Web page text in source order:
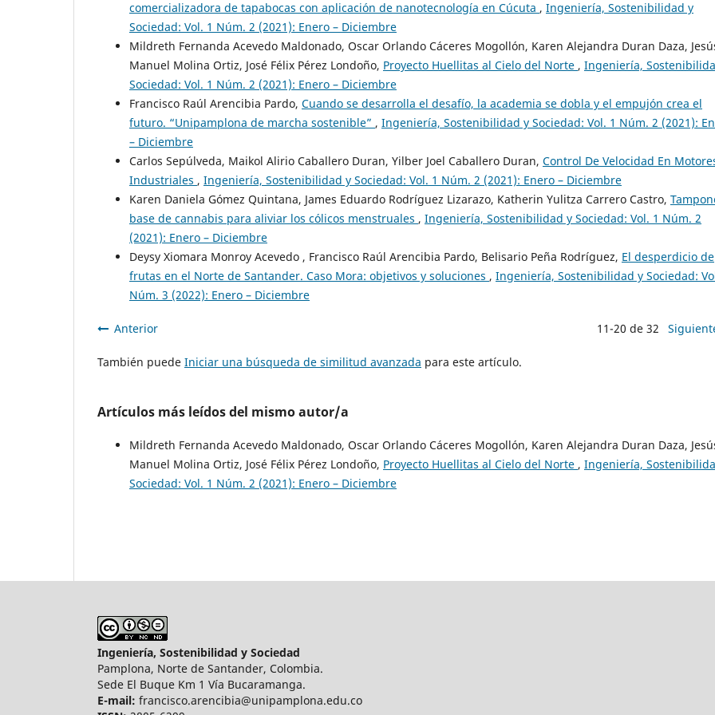
comercializadora de tapabocas con aplicación de nanotecnología en Cúcuta , Ingeniería, Sostenibilidad y
Sociedad: Vol. 1 Núm. 2 (2021): Enero – Diciembre
Mildreth Fernanda Acevedo Maldonado, Oscar Orlando Cáceres Mogollón, Karen Alejandra Duran Daza,
Manuel Molina Ortiz, José Félix Pérez Londoño, Proyecto Huellitas al Cielo del Norte , Ingeniería,
Sociedad: Vol. 1 Núm. 2 (2021): Enero – Diciembre
Francisco Raúl Arencibia Pardo, Cuando se desarrolla el desafío, la academia se dobla y el empujón crea el
futuro. “Unipamplona de marcha sostenible” , Ingeniería, Sostenibilidad y Sociedad: Vol. 1 Núm. 2 (2021):
– Diciembre
Carlos Sepúlveda, Maikol Alirio Caballero Duran, Yilber Joel Caballero Duran, Control De Velocidad En
Industriales , Ingeniería, Sostenibilidad y Sociedad: Vol. 1 Núm. 2 (2021): Enero – Diciembre
Karen Daniela Gómez Quintana, James Eduardo Rodríguez Lizarazo, Katherin Yulitza Carrero Castro,
base de cannabis para aliviar los cólicos menstruales , Ingeniería, Sostenibilidad y Sociedad: Vol. 1 Núm. 2
(2021): Enero – Diciembre
Deysy Xiomara Monroy Acevedo , Francisco Raúl Arencibia Pardo, Belisario Peña Rodríguez, El desperdicio de
frutas en el Norte de Santander. Caso Mora: objetivos y soluciones , Ingeniería, Sostenibilidad y Sociedad:
Núm. 3 (2022): Enero – Diciembre
Anterior 11-20 de 32
También puede Iniciar una búsqueda de similitud avanzada para este artículo.
Artículos más leídos del mismo autor/a
Mildreth Fernanda Acevedo Maldonado, Oscar Orlando Cáceres Mogollón, Karen Alejandra Duran Daza,
Manuel Molina Ortiz, José Félix Pérez Londoño, Proyecto Huellitas al Cielo del Norte , Ingeniería,
Sociedad: Vol. 1 Núm. 2 (2021): Enero – Diciembre
Ingeniería, Sostenibilidad y Sociedad
Pamplona, Norte de Santander, Colombia.
Sede El Buque Km 1 Vía Bucaramanga.
E-mail: francisco.arencibia@unipamplona.edu.co